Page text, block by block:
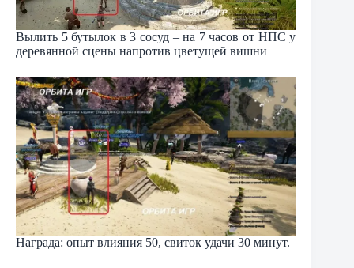
Вылить 5 бутылок в 3 сосуд – на 7 часов от НПС у
деревянной сцены напротив цветущей вишни
Награда: опыт влияния 50, свиток удачи 30 минут.